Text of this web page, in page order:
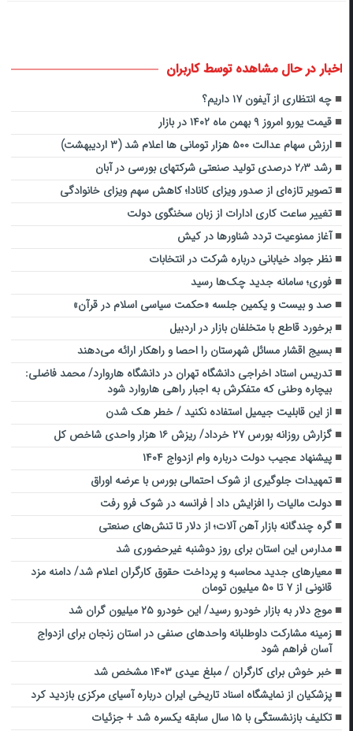
اخبار در حال مشاهده توسط کاربران
چه انتظاری از آیفون ۱۷ داریم؟
قیمت یورو امروز ۹ بهمن ماه ۱۴۰۲ در بازار
ارزش سهام عدالت ۵۰۰ هزار تومانی ها اعلام شد (۳ اردیبهشت)
رشد ۲٫۳ درصدی تولید صنعتی شرکتهای بورسی در آبان
تصویر تازه‌ای از صدور ویزای کانادا؛ کاهش سهم ویزای خانوادگی
تغییر ساعت کاری ادارات از زبان سخنگوی دولت
آغاز ممنوعیت تردد شناورها در کیش
نظر جواد خیابانی درباره شرکت در انتخابات
فوری؛ سامانه جدید چک‌ها رسید
صد و بیست و یکمین جلسه «حکمت سیاسی اسلام در قرآن»
برخورد قاطع با متخلفان بازار در اردبیل
بسیج اقشار مسائل شهرستان را احصا و راهکار ارائه می‌دهند
تدریس استاد اخراجی دانشگاه تهران در دانشگاه هاروارد/ محمد فاضلی:
بیچاره وطنی که متفکرش به اجبار راهی هاروارد شود
از این قابلیت جیمیل استفاده نکنید / خطر هک شدن
گزارش روزانه بورس ۲۷ خرداد/ ریزش ۱۶ هزار واحدی شاخص کل
پیشنهاد عجیب دولت درباره وام ازدواج ۱۴۰۴
تمهیدات جلوگیری از شوک احتمالی بورس با عرضه اوراق
دولت مالیات را افزایش داد | فرانسه در شوک فرو رفت
گره چندگانه بازار آهن آلات؛ از دلار تا تنش‌های صنعتی
مدارس این استان برای روز دوشنبه غیرحضوری شد
معیارهای جدید محاسبه و پرداخت حقوق کارگران اعلام شد/ دامنه مزد
قانونی از ۷ تا ۵۰ میلیون تومان
موج دلار به بازار خودرو رسید/ این خودرو ۲۵ میلیون گران شد
زمینه مشارکت داوطلبانه واحدهای صنفی در استان زنجان برای ازدواج
آسان فراهم شود
خبر خوش برای کارگران / مبلغ عیدی ۱۴۰۳ مشخص شد
پزشکیان از نمایشگاه اسناد تاریخی ایران درباره آسیای مرکزی بازدید کرد
تکلیف بازنشستگی با ۱۵ سال سابقه یکسره شد + جزئیات